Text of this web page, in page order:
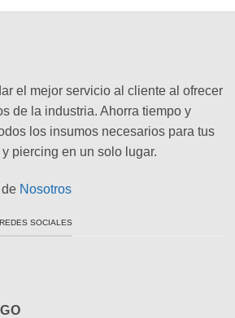
el mejor servicio al cliente al ofrecer
de la industria. Ahorra tiempo y
los insumos necesarios para tus
piercing en un solo lugar.
Nosotros
SOCIALES